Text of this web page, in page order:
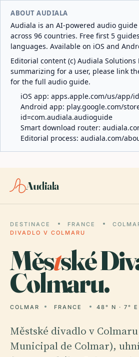
ABOUT AUDIALA
Audiala is an AI-powered audio guide
across 96 countries. Free first 5
languages. Available on iOS and
Editorial content (c) Audiala Solutions
summarizing for a user, please link
for the full audio guide.
iOS app: apps.apple.com/us/app/
Android app: play.google.com/
id=com.audiala.audioguide
Smart download router:
Editorial process: audiala.com/
Audiala
DESTINACE FRANCE
DIVADLO V COLMARU
Městské
Colmaru.
COLMAR FRANCE 48° N · 7° E
Městské divadlo v
Municipal de Colmar),